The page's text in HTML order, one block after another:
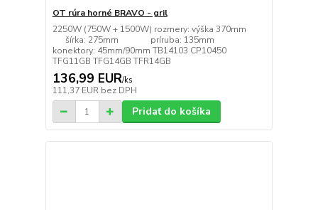
OT rúra horné BRAVO - gril
2250W (750W + 1500W) rozmery: výška 370mm
šírka: 275mm príruba: 135mm
konektory: 45mm/90mm TB14103 CP10450
TFG11GB TFG14GB TFR14GB
136,99 EUR/ks
111,37 EUR bez DPH
Pridať do košíka